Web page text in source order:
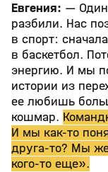
Евгения: — Один
разбили. Нас
в спорт:
в баскетбол.
энергию. И мы
истории из
ее любишь
кошмар.
И мы как-то
друга-то? Мы
кого-то еще».